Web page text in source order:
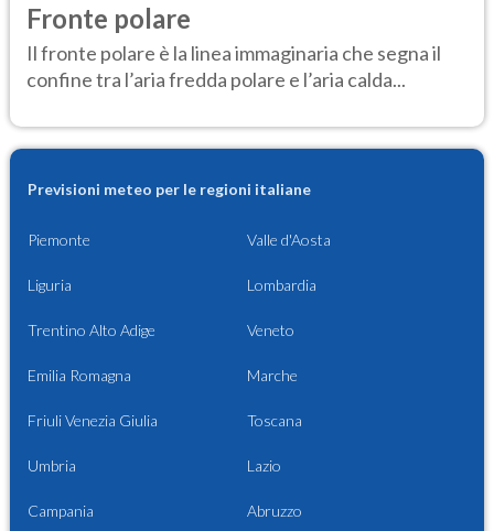
Fronte polare
Il fronte polare è la linea immaginaria che segna il
confine tra l’aria fredda polare e l’aria calda...
Previsioni meteo per le regioni italiane
Piemonte Valle d'Aosta
Liguria Lombardia
Trentino Alto Adige Veneto
Emilia Romagna Marche
Friuli Venezia Giulia Toscana
Umbria Lazio
Campania Abruzzo